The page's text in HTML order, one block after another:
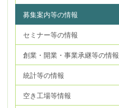
募集案内等の情報
セミナー等の情報
創業・開業・事業承継等の情報
統計等の情報
空き工場等情報